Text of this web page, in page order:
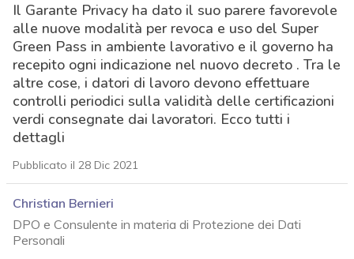
Il Garante Privacy ha dato il suo parere favorevole
alle nuove modalità per revoca e uso del Super
Green Pass in ambiente lavorativo e il governo ha
recepito ogni indicazione nel nuovo decreto . Tra le
altre cose, i datori di lavoro devono effettuare
controlli periodici sulla validità delle certificazioni
verdi consegnate dai lavoratori. Ecco tutti i
dettagli
Pubblicato il 28 Dic 2021
Christian Bernieri
DPO e Consulente in materia di Protezione dei Dati
Personali